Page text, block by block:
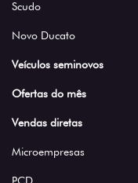
Scudo
Novo Ducato
Veículos seminovos
Ofertas do mês
Vendas diretas
Microempresas